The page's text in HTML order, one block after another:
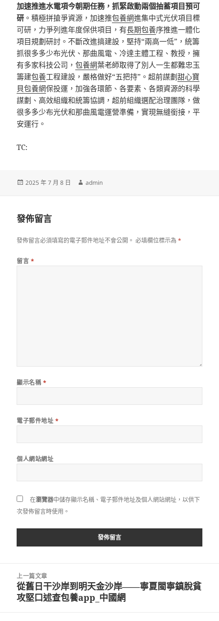
加速推進水電項今朝期任務，抓緊啟動兩個抽蓄項目預可
研 。積極拼搶爭資源，加速推包養網進集中式光伏項目標
可研，力爭列進年度保供項目，有長期包養序推進一體化
項目規劃研討。不斷改進搞建設，堅持“兩高一低”，統籌
抓很多多少布光伏、那曲風電、冷達主體工程、教授，擁
有多家科技公司，包養網葉老師取得了別人一生都難忠玉
籌建包養工程建設，嚴格做好“五把持”。超前謀劃甜心寶
貝包養網保投運，加強各環節、各要素、各類資源的科學
謀劃、高效組織和統籌協調，超前組織選配治理團隊，做
很多多少布光伏和那曲風電運營準備，實現無縫銜接，平
安運行。
TC:
發
2025 年 7 月 8 日
作
admin
發佈留言
發佈留言必須填寫的電子郵件地址不會公開。 必填欄位標示為*
留言 *
顯示名稱 *
電子郵件地址 *
個人網站網址
在瀏覽器中儲存顯示名稱、電子郵件地址及個人網站網址，以供下
次發佈留言時使用。
上一篇文章
上
一
從舊日干沙岸到明天金沙岸——寧夏閩寧鎮脫貧
攻堅口述查包養app_中國網